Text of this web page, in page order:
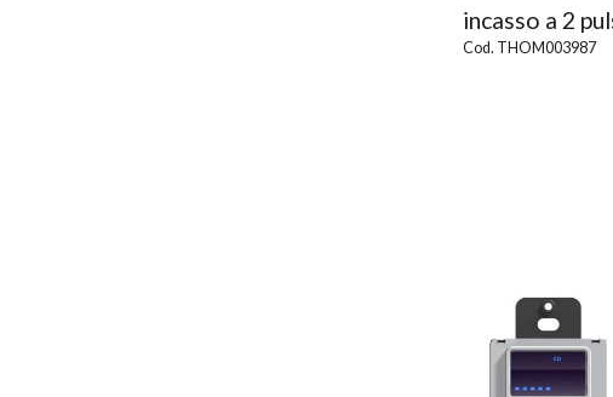
incasso a 2
Cod. THOM003987